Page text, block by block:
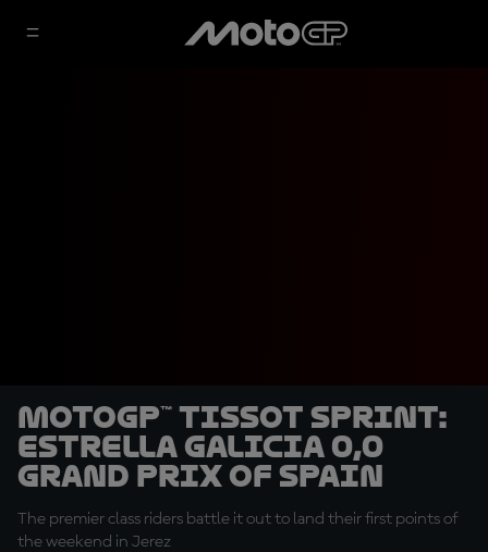
MotoGP™ Tissot Sprint:
Estrella Galicia 0,0
Grand Prix of Spain
The premier class riders battle it out to land their first points of
the weekend in Jerez